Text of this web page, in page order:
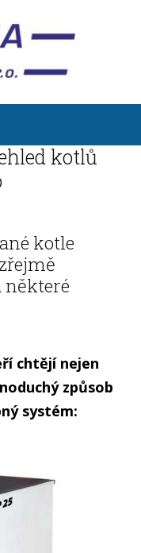
kotlů
kotle
některé
chtějí nejen
způsob
systém: